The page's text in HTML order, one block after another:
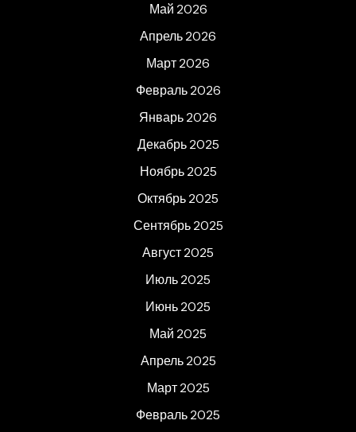
Май 2026
Апрель 2026
Март 2026
Февраль 2026
Январь 2026
Декабрь 2025
Ноябрь 2025
Октябрь 2025
Сентябрь 2025
Август 2025
Июль 2025
Июнь 2025
Май 2025
Апрель 2025
Март 2025
Февраль 2025